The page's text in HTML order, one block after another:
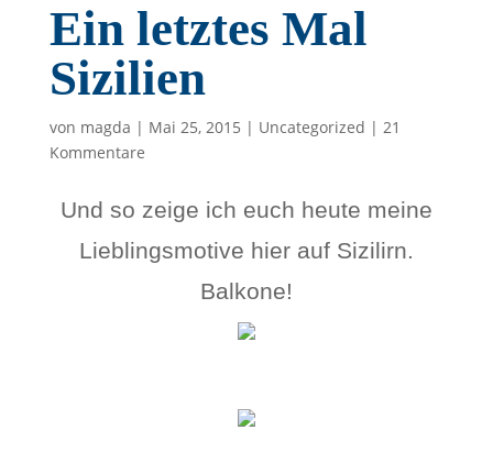
Ein letztes Mal
Sizilien
von magda | Mai 25, 2015 | Uncategorized | 21
Kommentare
Und so zeige ich euch heute meine
Lieblingsmotive hier auf Sizilirn.
Balkone!